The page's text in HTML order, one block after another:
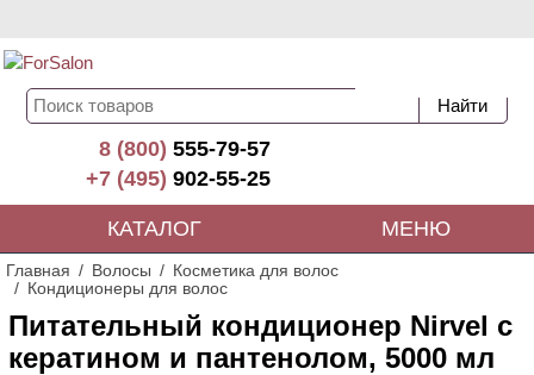
8 (800)555-79-57
+7 (495)902-55-25
КАТАЛОГ МЕНЮ
Главная Волосы
Косметика для волос
Кондиционеры для волос
Питательный кондиционер Nirvel с
кератином и пантенолом, 5000 мл